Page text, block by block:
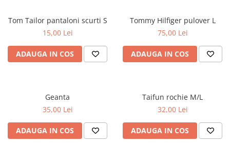
Tom Tailor pantaloni scurti S
15,00 Lei
ADAUGA IN COS
Tommy Hilfiger pulover L
75,00 Lei
ADAUGA IN COS
Geanta
35,00 Lei
ADAUGA IN COS
Taifun rochie M/L
32,00 Lei
ADAUGA IN COS